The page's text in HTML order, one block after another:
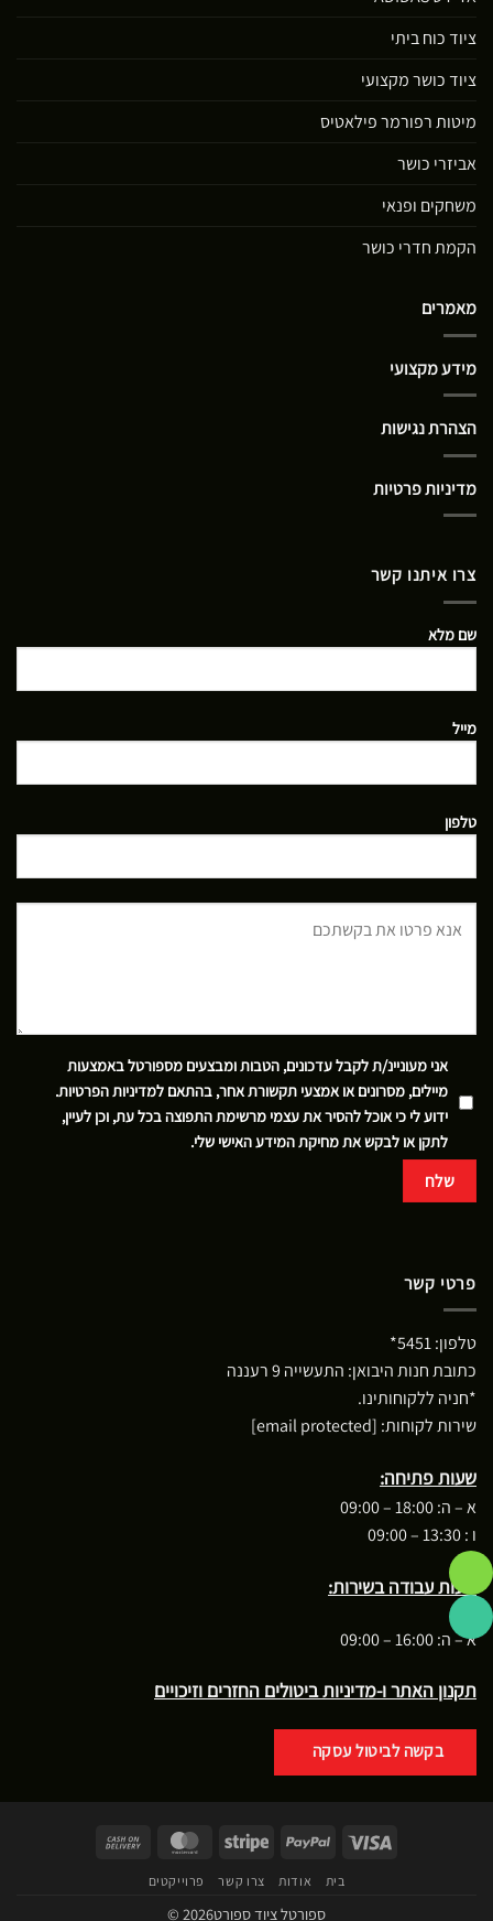
ציוד כוח ביתי
ציוד כושר מקצועי
מיטות רפורמר פילאטיס
אביזרי כושר
משחקים ופנאי
הקמת חדרי כושר
מאמרים
מידע מקצועי
הצהרת נגישות
מדיניות פרטיות
צרו איתנו קשר
שם מלא
מייל
טלפון
אני מעוניינ/ת לקבל עדכונים, הטבות ומבצעים מספורטל באמצעות
מיילים, מסרונים או אמצעי תקשורת אחר, בהתאם למדיניות הפרטיות.
ידוע לי כי אוכל להסיר את עצמי מרשימת התפוצה בכל עת, וכן לעיין,
לתקן או לבקש את מחיקת המידע האישי שלי.
פרטי קשר
טלפון:5451*
כתובת חנות היבואן: התעשייה 9 רעננה
*חניה ללקוחותינו.
שירות לקוחות: [email protected]
שעות פתיחה:
א – ה: 18:00 – 09:00
ו : 13:30 – 09:00
שעות עבודה בשירות:
א – ה: 16:00 – 09:00
תקנון האתר ו-מדיניות ביטולים החזרים וזיכויים
בקשה לביטול עסקה
Visa
PayPal
Stripe
MasterCard
בית אודות צרו קשר פרוייקטים
ספורטל ציוד ספורט2026 ©